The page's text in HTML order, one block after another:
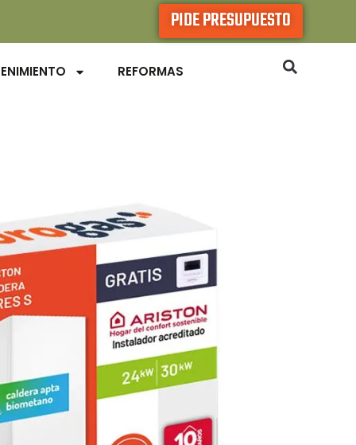
PIDE PRESUPUESTO
REFORMAS